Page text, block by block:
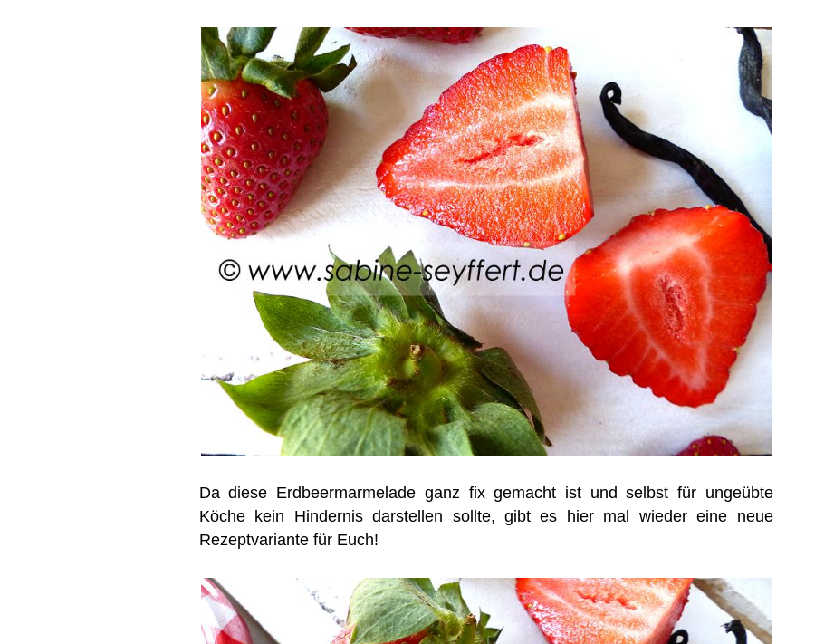
Da diese Erdbeermarmelade ganz fix gemacht ist und selbst für ungeübte
Köche kein Hindernis darstellen sollte, gibt es hier mal wieder eine neue
Rezeptvariante für Euch!